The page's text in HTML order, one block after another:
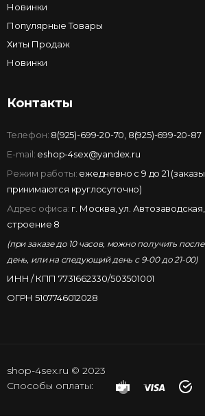
Новинки
Популярные Товары
Хиты Продаж
Новинки
Контакты
Телефон: 8(925)-699-20-70 8(925)-699-20-87
E-mail: eshop-4sex@yandex.ru
Режим работы: ежедневно с 9 до 21
принимаются круглосуточно)
Адрес офиса: г. Москва, ул. Автозаводская,
строение 8
(при заказе до 10 часов, можно получить после
день, или на следующий день с 9-00 до 21-00)
ИНН / КПП 7731662330/503501001
ОГРН 5107746012028
shop-4sex.ru © 2023
Способы оплаты: